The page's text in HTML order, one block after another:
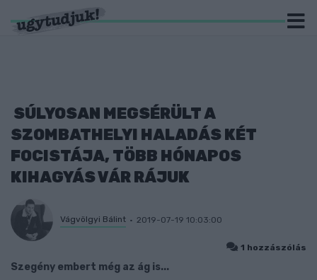
SÚLYOSAN MEGSÉRÜLT A
SZOMBATHELYI HALADÁS KÉT
FOCISTÁJA, TÖBB HÓNAPOS
KIHAGYÁS VÁR RÁJUK
Vágvölgyi Bálint 2019-07-19 10:03:00
1 hozzászólás
Szegény embert még az ág is...